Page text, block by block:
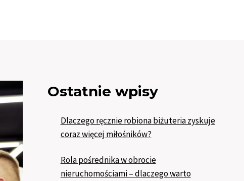
Ostatnie wpisy
Dlaczego ręcznie robiona biżuteria zyskuje
coraz więcej miłośników?
Rola pośrednika w obrocie
nieruchomościami – dlaczego warto